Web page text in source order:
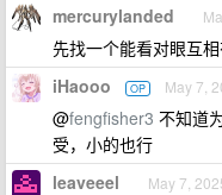
mercurylanded
先找一个能看对眼互
iHaooo OP May 7,
@fengfisher3 不知道
受，小的也行
leaveeel May 7,